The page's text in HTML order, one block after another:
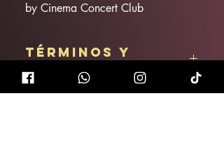
by Cinema Concert Club
Términos y
condiciones
Artículo no reembolsable